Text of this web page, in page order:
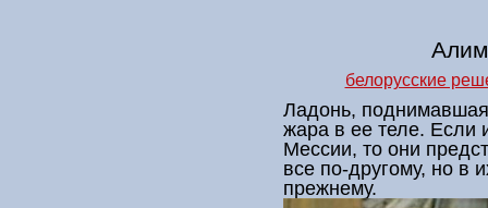
белорусские
Ладонь,
жара в ее теле. Если
Мессии, то они
все по-другому, но в
прежнему.